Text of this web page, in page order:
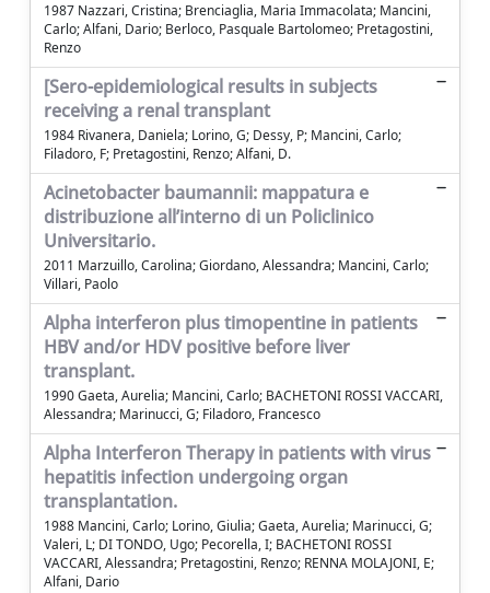
1987 Nazzari, Cristina; Brenciaglia, Maria Immacolata; Mancini,
Carlo; Alfani, Dario; Berloco, Pasquale Bartolomeo; Pretagostini,
Renzo
[Sero-epidemiological results in subjects
receiving a renal transplant
1984 Rivanera, Daniela; Lorino, G; Dessy, P; Mancini, Carlo;
Filadoro, F; Pretagostini, Renzo; Alfani, D.
Acinetobacter baumannii: mappatura e
distribuzione all’interno di un Policlinico
Universitario.
2011 Marzuillo, Carolina; Giordano, Alessandra; Mancini, Carlo;
Villari, Paolo
Alpha interferon plus timopentine in patients
HBV and/or HDV positive before liver
transplant.
1990 Gaeta, Aurelia; Mancini, Carlo; BACHETONI ROSSI VACCARI,
Alessandra; Marinucci, G; Filadoro, Francesco
Alpha Interferon Therapy in patients with virus
hepatitis infection undergoing organ
transplantation.
1988 Mancini, Carlo; Lorino, Giulia; Gaeta, Aurelia; Marinucci, G;
Valeri, L; DI TONDO, Ugo; Pecorella, I; BACHETONI ROSSI
VACCARI, Alessandra; Pretagostini, Renzo; RENNA MOLAJONI, E;
Alfani, Dario